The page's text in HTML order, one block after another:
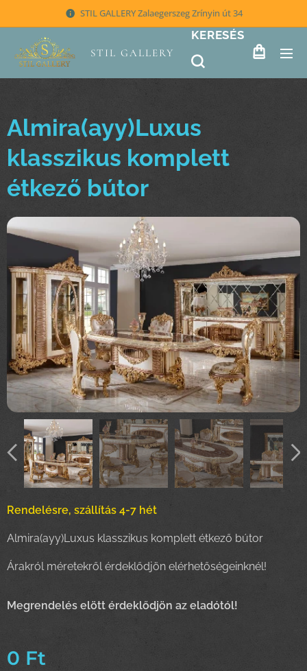
STIL GALLERY Zalaegerszeg Zrínyin út 34
STIL GALLERY
KERESÉS
Almira(ayy)Luxus
klasszikus komplett
étkező bútor
Rendelésre, szállítás 4-7 hét
Almira(ayy)Luxus klasszikus komplett étkező bútor
Árakról méretekről érdeklődjön elérhetőségeinknél!
Megrendelés elött érdeklődjön az eladótól!
0 Ft